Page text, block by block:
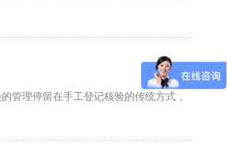
管理停留在手工登记核验的传统方式，